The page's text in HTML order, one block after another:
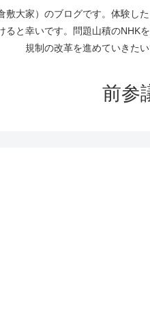
大家）のブログです。体験し
と幸いです。問題山積の
規制の改革を進めていきた
前参